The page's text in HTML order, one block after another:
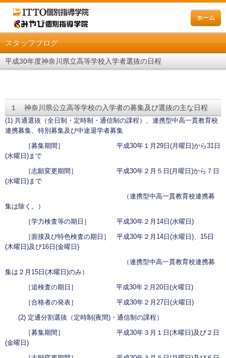
ホーム
スタッフブログ
平成30年度神奈川県立高等学校入学者選抜の日程
１ 神奈川県公立高等学校の入学者の募集及び選抜の主な日程
(1) 共通選抜（全日制・定時制・通信制の課程）、連携型中高一貫教育校
連携募集、特別募集及び中途退学者募集
［募集期間］ 平成30年１月29日(月曜日)から31日
(水曜日)まで
［志願変更期間］ 平成30年２月５日(月曜日)から７日
(水曜日)まで
（連携型中高一貫教育校連携募
集は除く。）
［学力検査等の期日］ 平成30年２月14日(水曜日)
［面接及び特色検査の期日］ 平成30年２月14日(水曜日)、15日
(木曜日)及び16日(金曜日)
（連携型中高一貫教育校連携募
集は２月15日(木曜日)のみ）
［追検査の期日］ 平成30年２月20日(火曜日)
［合格者の発表］ 平成30年２月27日(火曜日)
(2) 定通分割選抜（定時制(夜間)・通信制の課程）
［募集期間］ 平成30年３月１日(木曜日)及び２日
(金曜日)